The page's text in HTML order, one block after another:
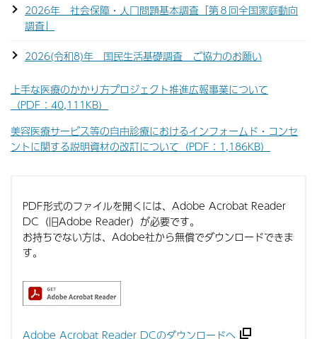
2026年 社会保障・人口問題基本調査「第８回全国家庭動向
調査」
2026(令和8)年 国民生活基礎調査 ご協力のお願い
上手な医療のかかり方プロジェクト推進広報事業について
（PDF：40,111KB）
美容医療サービス等の自由診療におけるインフォームド・コンセ
ントに関する説明資材の改訂について（PDF：1,186KB）
PDF形式のファイルを開くには、Adobe Acrobat Reader
DC（旧Adobe Reader）が必要です。
お持ちでない方は、Adobe社から無償でダウンロードできま
す。
Adobe Acrobat Reader DCのダウンロードへ